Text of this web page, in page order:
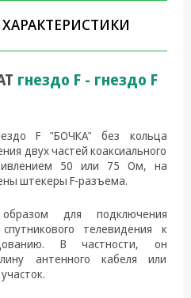
гнездо F - гнездо F
F "БОЧКА" без кольца
двух частей коаксиального
50 или 75 Ом, на
штекеры F-разъема.
для подключения
телевидения к
В частности, он
антенного кабеля или